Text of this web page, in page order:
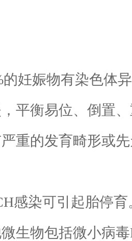
娠物有染色体
平衡易位、倒置
重的发育畸形或
染可引起胎停育
生物包括微小病毒